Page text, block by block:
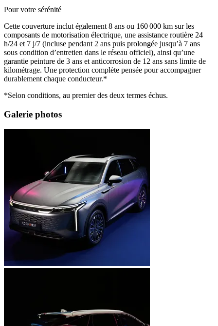
Pour votre sérénité
Cette couverture inclut également 8 ans ou 160 000 km sur les
composants de motorisation électrique, une assistance routière 24
h/24 et 7 j/7 (incluse pendant 2 ans puis prolongée jusqu’à 7 ans
sous condition d’entretien dans le réseau officiel), ainsi qu’une
garantie peinture de 3 ans et anticorrosion de 12 ans sans limite de
kilométrage. Une protection complète pensée pour accompagner
durablement chaque conducteur.*
*Selon conditions, au premier des deux termes échus.
Galerie photos